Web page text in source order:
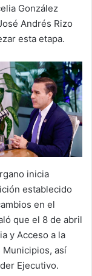
González
Andrés Rizo
esta etapa.
inicia
establecido
en el
que el 8 de abril
y Acceso a la
Municipios, así
Ejecutivo.